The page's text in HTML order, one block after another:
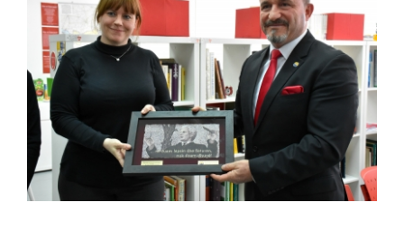
Larger
Image